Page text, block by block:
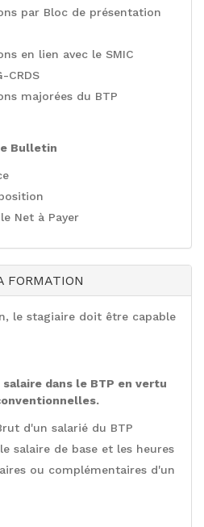
par Bloc de présentation
en lien avec le SMIC
CRDS
majorées du BTP
Bulletin
Net à Payer
FORMATION
le stagiaire doit être capable
dans le BTP en vertu
d'un salarié du BTP
salaire de base et les heures
ou complémentaires d'un